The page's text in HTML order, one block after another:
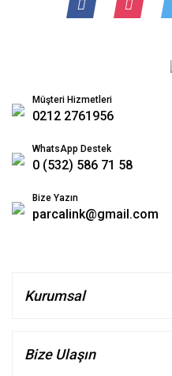
Müşteri Hizmetleri
0212 2761956
WhatsApp Destek
0 (532) 586 71 58
Bize Yazın
parcalink@gmail.com
Kurumsal
Bize Ulaşın